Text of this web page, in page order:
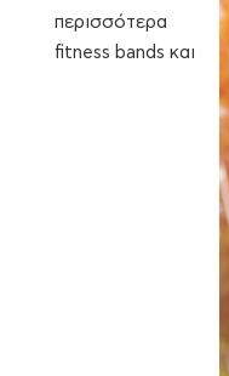
περισσότερα
fitness bands και